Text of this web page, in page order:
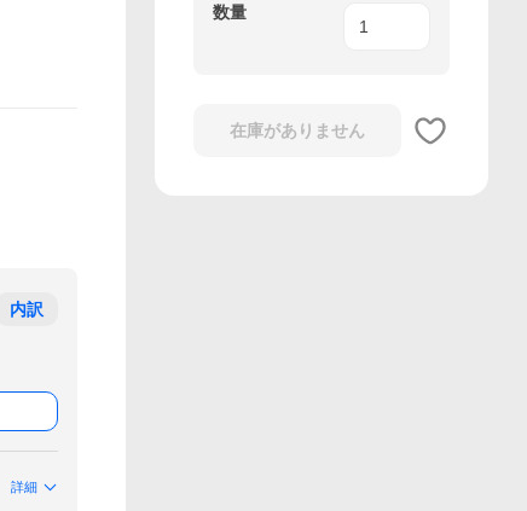
内訳
詳細
数量
在庫がありません